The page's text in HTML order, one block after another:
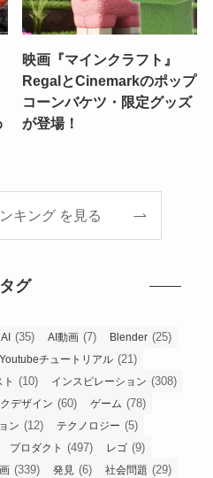
映画『マインクラフト』
RegalとCinemarkのポップ
コーンバケツ・限定グッズ
が登場！
キング を見る
タグ
AI (35) AI動画 (7) Blender (25)
Youtubeチュートリアル (21)
(10) インスピレーション (308)
デザイン (60) ゲーム (78)
ン (12) テクノロジー (5)
プロダクト (497) レゴ (9)
(339) 発見 (6) 社会問題 (29)